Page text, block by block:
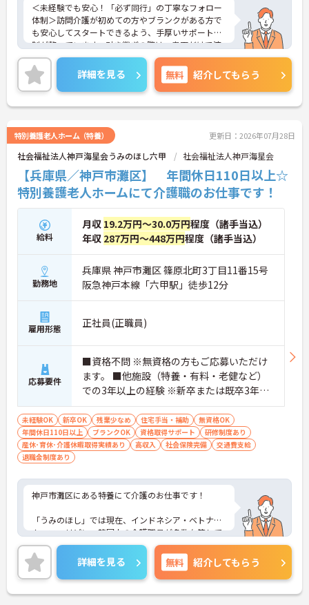
＜未経験でも安心！「必ず同行」の丁寧なフォロー
体制＞訪問介護が初めての方やブランクがある方で
も安心してスタートできるよう、手厚いサポート体
制が整っています。引き継ぎの際は、書面だけで済
ませることはなく、必ず先輩スタッフが同行して丁
寧に指導を行います。 ご利用者様の住み慣れたご自
宅で、1対1でじっくりと向き合うケアができるた
め、「もっと丁寧に、親切に介護をしたい」という
想いをお持ちの方にぴったりの環境です。
ミ」の割引や保育手当など、ベネッセグループなら
ではの家族向け福利厚生が非常に充実しています。
産前産後・育児休暇の取得実績や復帰支援はもちろ
ん、お子様の看護休暇や、ご家族の介護休暇・短縮
勤務制度なども整備されています。ライフステージ
が変わっても、制度を活用しながら長く働き続けら
れる、スタッフに優しい職場です。
詳細を見る 無料 紹介してもらう
特別養護老人ホーム（特養） 更新日：2026年07月28日
社会福祉法人神戸海星会うみのほし六甲 社会福祉法人神戸海星会
【兵庫県／神戸市灘区】 年間休日110日以上☆
特別養護老人ホームにて介護職のお仕事です！
給料
月収 19.2万円～30.0万円程度（諸手当込）
年収 287万円～448万円程度（諸手当込）
勤務地
兵庫県 神戸市灘区 篠原北町3丁目11番15号
阪急神戸本線「六甲駅」徒歩12分
雇用形態 正社員(正職員)
応募要件
■資格不問 ※無資格の方もご応募いただけ
ます。 ■他施設（特養・有料・老健など）
での3年以上の経験 ※新卒または既卒3年以
内の方は、未経験でも可。
未経験OK 新卒OK 残業少なめ 住宅手当・補助
無資格OK
年間休日110日以上
ブランクOK 資格取得サポート
研修制度あり
産休･育休･介護休暇取得実績あり
高収入 社会保険完備
交通費支給
退職金制度あり
神戸市灘区にある特養にて介護のお仕事です！
「うみのほし」では現在、インドネシア・ベトナ
ム・フィリピン・韓国人の介護職員が多数在籍して
います☆
グローバル社会の最先端をいく施設であなたも活躍
してみませんか♪
詳細を見る 無料 紹介してもらう